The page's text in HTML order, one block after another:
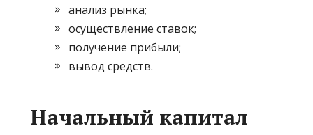
анализ рынка;
осуществление ставок;
получение прибыли;
вывод средств.
Начальный капитал